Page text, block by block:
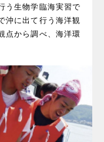
う生物学臨海実習で
沖に出て行う海洋観
点から調べ、海洋環